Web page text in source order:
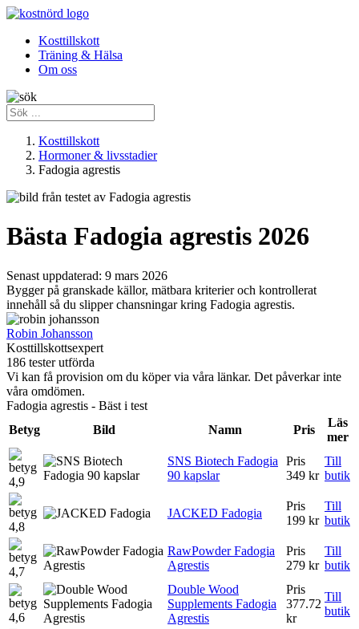
Kosttillskott
Träning & Hälsa
Om oss
Kosttillskott
Hormoner & livsstadier
Fadogia agrestis
Bästa Fadogia agrestis 2026
Senast uppdaterad: 9 mars 2026
Bygger på granskade källor, mätbara kriterier och kontrollerat
innehåll så du slipper chansningar kring Fadogia agrestis.
Robin Johansson
Kosttillskottsexpert
186 tester utförda
Vi kan få provision om du köper via våra länkar. Det påverkar inte
våra omdömen.
Fadogia agrestis - Bäst i test
Betyg
Bild Namn Pris
Läs
mer
4,9
SNS Biotech Fadogia
90 kapslar
Pris
349 kr
Till
butik
4,8
JACKED Fadogia
Pris
199 kr
Till
butik
4,7
RawPowder Fadogia
Agrestis
Pris
279 kr
Till
butik
4,6
Double Wood
Supplements Fadogia
Agrestis
Pris
377.72
kr
Till
butik